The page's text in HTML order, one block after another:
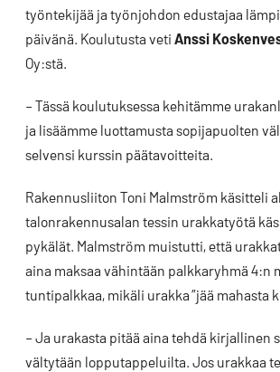
työntekijää ja työnjohdon edustajaa
päivänä. Koulutusta veti Anssi
Oy:stä.
– Tässä koulutuksessa kehitämme
ja lisäämme luottamusta sopijapuolten
selvensi kurssin päätavoitteita.
Rakennusliiton Toni Malmström käsitteli
talonrakennusalan tessin urakkatyötä
pykälät. Malmström muistutti, että
aina maksaa vähintään palkkaryhmä 4:n
tuntipalkkaa, mikäli urakka ”jää mahasta
– Ja urakasta pitää aina tehdä kirjallinen
vältytään lopputappeluilta. Jos urakkaa